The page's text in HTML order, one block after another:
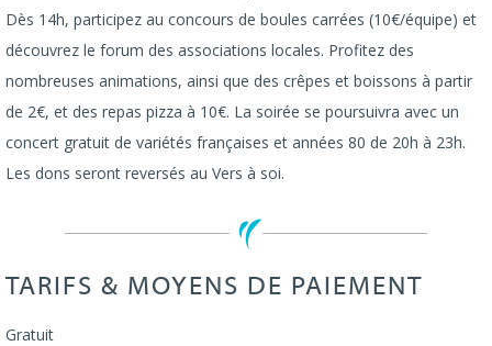
Dès 14h, participez au concours de boules carrées (10€/équipe) et
découvrez le forum des associations locales. Profitez des
nombreuses animations, ainsi que des crêpes et boissons à partir
de 2€, et des repas pizza à 10€. La soirée se poursuivra avec un
concert gratuit de variétés françaises et années 80 de 20h à 23h.
Les dons seront reversés au Vers à soi.
TARIFS & MOYENS DE PAIEMENT
Gratuit